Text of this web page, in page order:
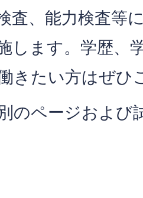
査、能力検査等
します。学歴、
きたい方はぜひ
のページおよび